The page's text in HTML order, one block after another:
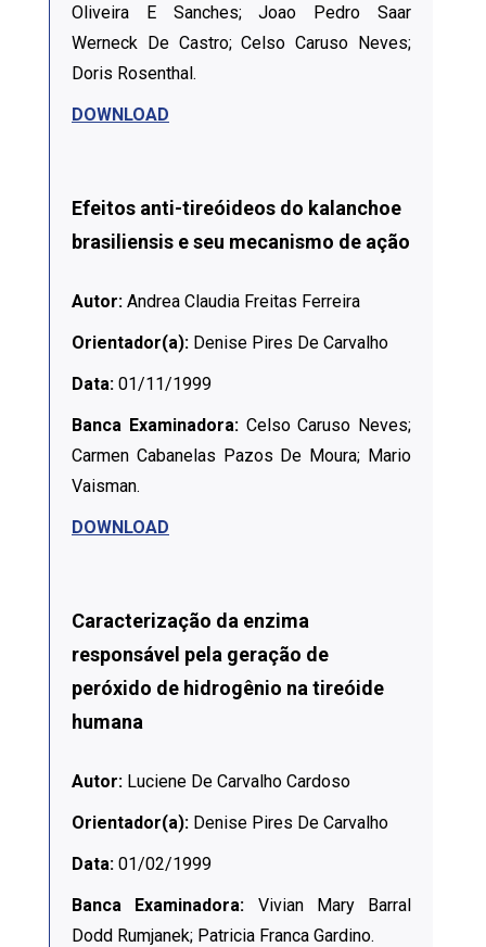
Oliveira E Sanches; Joao Pedro Saar
Werneck De Castro; Celso Caruso Neves;
Doris Rosenthal.
DOWNLOAD
Efeitos anti-tireóideos do kalanchoe
brasiliensis e seu mecanismo de ação
Autor: Andrea Claudia Freitas Ferreira
Orientador(a): Denise Pires De Carvalho
Data: 01/11/1999
Banca Examinadora: Celso Caruso Neves;
Carmen Cabanelas Pazos De Moura; Mario
Vaisman.
DOWNLOAD
Caracterização da enzima
responsável pela geração de
peróxido de hidrogênio na tireóide
humana
Autor: Luciene De Carvalho Cardoso
Orientador(a): Denise Pires De Carvalho
Data: 01/02/1999
Banca Examinadora: Vivian Mary Barral
Dodd Rumjanek; Patricia Franca Gardino.